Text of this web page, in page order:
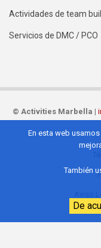
Actividades de team
Servicios de DMC / PCO
© Activities Marbella |
En esta web
También
De